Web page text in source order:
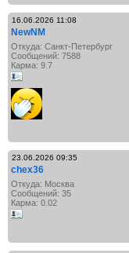
16.06.2026 11:08
NewNM
Откуда: Санкт-Петербург
Сообщений: 7588
Карма: 9.7
23.06.2026 09:35
chex36
Откуда: Москва
Сообщений: 35
Карма: 0.02